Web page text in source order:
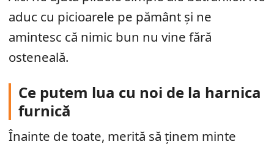
aduc cu picioarele pe pământ și ne
amintesc că nimic bun nu vine fără
osteneală.
Ce putem lua cu noi de la harnica
furnică
Înainte de toate, merită să ținem minte